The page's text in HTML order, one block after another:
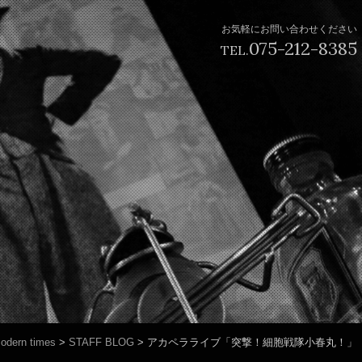
お気軽にお問い合わせください
TEL.075-212-8385
times > STAFF BLOG > アカペラライブ「突撃！細胞戦隊小春丸！」